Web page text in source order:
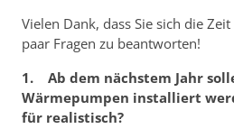
Vielen Dank, dass Sie sich die
paar Fragen zu beantworten!
1. Ab dem nächstem Jahr
Wärmepumpen installiert
für realistisch?